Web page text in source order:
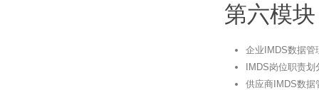
第六模
企业IMDS数据管
IMDS岗位职责
供应商IMDS数据